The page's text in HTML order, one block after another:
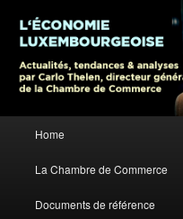
Carlo Thelen
L’économie
Thelen, Directeur Général,
Skip to primary content
Home
La Chambre de Commerce
Documents de référence